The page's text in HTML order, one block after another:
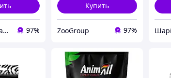
Интернет магазин "Енот" 97%
Купить
ZooGroup 97%